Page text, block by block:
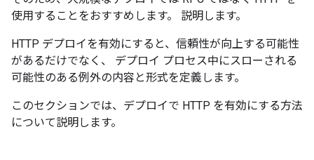
使用することをおすすめします。 説明します。
HTTP デプロイを有効にすると、信頼性が向上する可能性
があるだけでなく、 デプロイ プロセス中にスローされる
可能性のある例外の内容と形式を定義します。
このセクションでは、デプロイで HTTP を有効にする方法
について説明します。